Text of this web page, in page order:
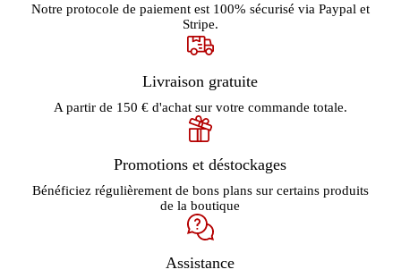
Notre protocole de paiement est 100% sécurisé via Paypal et
Stripe.
Livraison gratuite
A partir de 150 € d'achat sur votre commande totale.
Promotions et déstockages
Bénéficiez régulièrement de bons plans sur certains produits
de la boutique
Assistance